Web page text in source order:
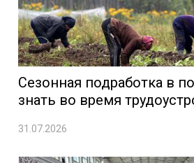
Сезонная подработка в
знать во время
31.07.2026